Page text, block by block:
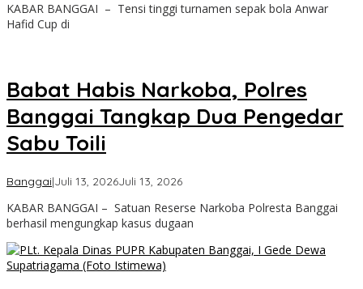
Kabar
KABAR BANGGAI – Tensi tinggi turnamen sepak bola Anwar
Hafid Cup di
Babat Habis Narkoba, Polres
Banggai Tangkap Dua Pengedar
Sabu Toili
Banggai|Juli 13, 2026Juli 13, 2026oleh
Kabar
Banggai
KABAR BANGGAI – Satuan Reserse Narkoba Polresta Banggai
berhasil mengungkap kasus dugaan